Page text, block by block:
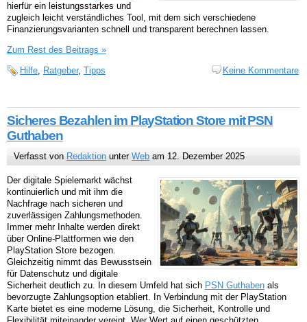
hierfür ein leistungsstarkes und
zugleich leicht verständliches Tool, mit dem sich verschiedene
Finanzierungsvarianten schnell und transparent berechnen lassen.
Zum Rest des Beitrags »
Hilfe
Ratgeber, Tipps Keine Kommentare
Sicheres Bezahlen im PlayStation Store mit PSN
Guthaben
Verfasst von Redaktion unterWeb am 12. Dezember 2025
Der digitale Spielemarkt wächst
kontinuierlich und mit ihm die
Nachfrage nach sicheren und
zuverlässigen Zahlungsmethoden.
Immer mehr Inhalte werden direkt
über Online-Plattformen wie den
PlayStation Store bezogen.
Gleichzeitig nimmt das Bewusstsein
für Datenschutz und digitale
Sicherheit deutlich zu. In diesem Umfeld hat sich PSN Guthaben als
bevorzugte Zahlungsoption etabliert. In Verbindung mit der PlayStation
Karte bietet es eine moderne Lösung, die Sicherheit, Kontrolle und